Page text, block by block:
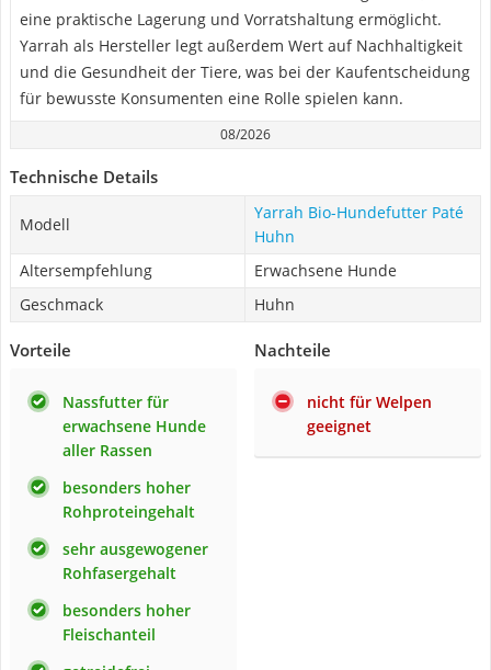
eine praktische Lagerung und Vorratshaltung ermöglicht.
Yarrah als Hersteller legt außerdem Wert auf Nachhaltigkeit
und die Gesundheit der Tiere, was bei der Kaufentscheidung
für bewusste Konsumenten eine Rolle spielen kann.
08/2026
Technische Details
Modell
Yarrah Bio-Hundefutter Paté
Huhn
Altersempfehlung
Erwachsene Hunde
Geschmack
Huhn
Vorteile
Nassfutter für
erwachsene Hunde
aller Rassen
besonders hoher
Rohproteingehalt
sehr ausgewogener
Rohfasergehalt
besonders hoher
Fleischanteil
Nachteile
nicht für Welpen
geeignet